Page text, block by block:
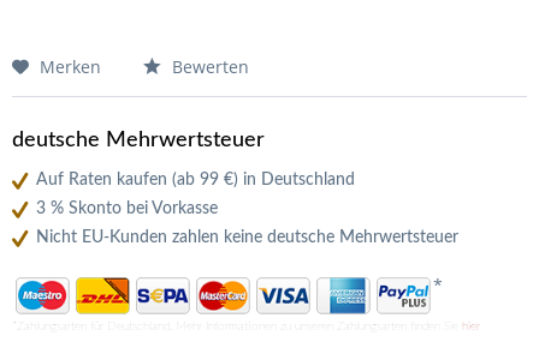
Merken Bewerten
deutsche Mehrwertsteuer
Auf Raten kaufen (ab 99 €) in Deutschland
3 % Skonto bei Vorkasse
Nicht EU-Kunden zahlen keine deutsche Mehrwertsteuer
*
*Zahlungsarten für Deutschland. Mehr Informationen zu unseren Zahlungsarten finden Sie hier